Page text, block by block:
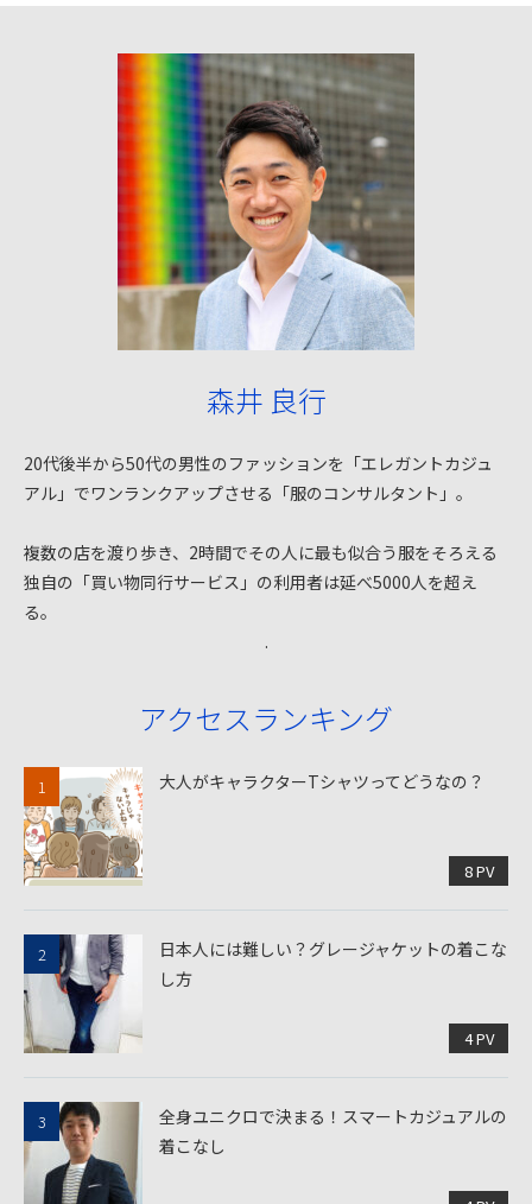
森井 良行
20代後半から50代の男性のファッションを「エレガントカジュ
アル」でワンランクアップさせる「服のコンサルタント」。
複数の店を渡り歩き、2時間でその人に最も似合う服をそろえる
独自の「買い物同行サービス」の利用者は延べ5000人を超え
る。
.
アクセスランキング
大人がキャラクターTシャツってどうなの？
8 PV
日本人には難しい？グレージャケットの着こな
し方
4 PV
全身ユニクロで決まる！スマートカジュアルの
着こなし